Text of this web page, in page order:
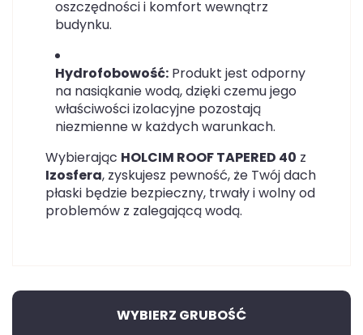
oszczędności i komfort wewnątrz
budynku.
Hydrofobowość: Produkt jest odporny
na nasiąkanie wodą, dzięki czemu jego
właściwości izolacyjne pozostają
niezmienne w każdych warunkach.
Wybierając HOLCIM ROOF TAPERED 40 z
Izosfera, zyskujesz pewność, że Twój dach
płaski będzie bezpieczny, trwały i wolny od
problemów z zalegającą wodą.
WYBIERZ GRUBOŚĆ